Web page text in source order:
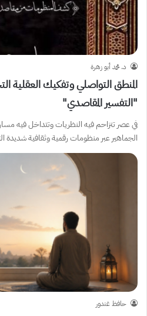
د. محمد أبو زهرة
المنطق التواصلي وتفكيك العقلية
“التفسير المقاصدي”
في عصر تتزاحم فيه النظريات وتتداخل فيه
الجماهير عبر منظومات رقمية وثقافية شديدة
حافظ غندور